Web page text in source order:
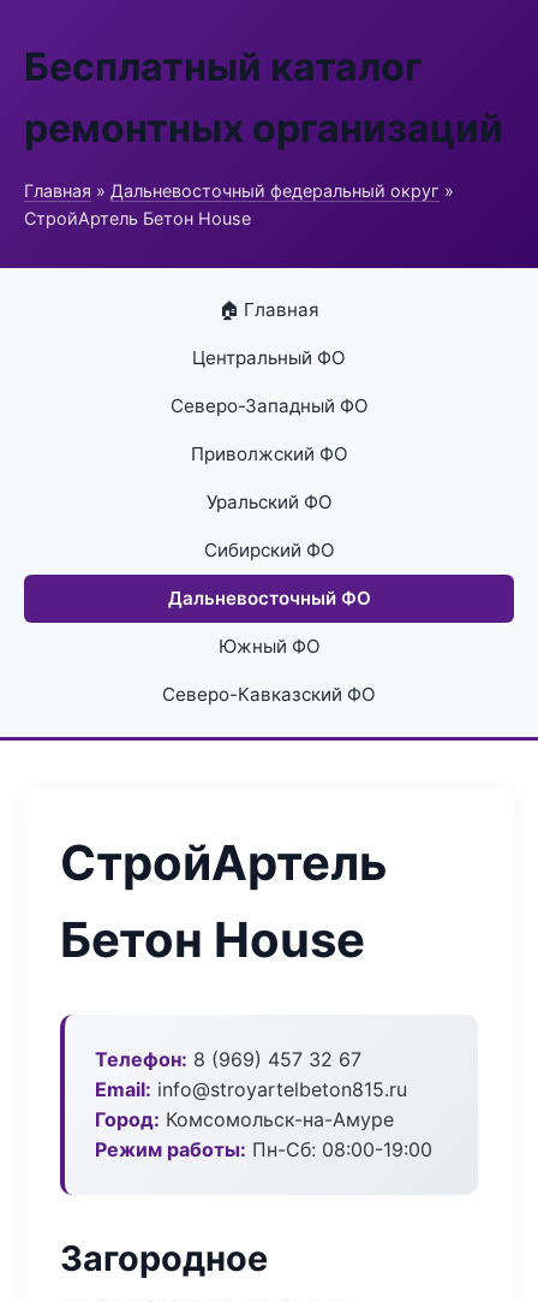
Бесплатный каталог
ремонтных организаций
Главная » Дальневосточный федеральный округ »
СтройАртель Бетон House
🏠 Главная
Центральный ФО
Северо-Западный ФО
Приволжский ФО
Уральский ФО
Сибирский ФО
Дальневосточный ФО
Южный ФО
Северо-Кавказский ФО
СтройАртель
Бетон House
Телефон: 8 (969) 457 32 67
Email: info@stroyartelbeton815.ru
Город: Комсомольск-на-Амуре
Режим работы: Пн-Сб: 08:00-19:00
Загородное